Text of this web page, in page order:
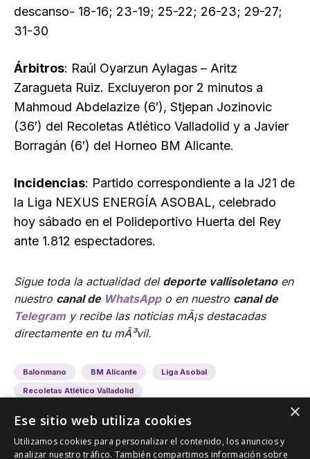
descanso- 18-16; 23-19; 25-22; 26-23; 29-27;
31-30
Árbitros: Raúl Oyarzun Aylagas – Aritz
Zaragueta Ruiz. Excluyeron por 2 minutos a
Mahmoud Abdelazize (6′), Stjepan Jozinovic
(36′) del Recoletas Atlético Valladolid y a Javier
Borragán (6′) del Horneo BM Alicante.
Incidencias: Partido correspondiente a la J21 de
la Liga NEXUS ENERGÍA ASOBAL, celebrado
hoy sábado en el Polideportivo Huerta del Rey
ante 1.812 espectadores.
Sigue toda la actualidad del deporte vallisoletanoen
nuestro canal de WhatsAppo en nuestro canal de
Telegramy recibe las noticias mÃ¡s destacadas
directamente en tu mÃ³vil.
Balonmano BM Alicante
Liga Asobal
Recoletas Atlético Valladolid
×
Ese sitio web utiliza cookies
Utilizamos cookies para personalizar el contenido, los anuncios y
analizar nuestro tráfico. También compartimos información sobre